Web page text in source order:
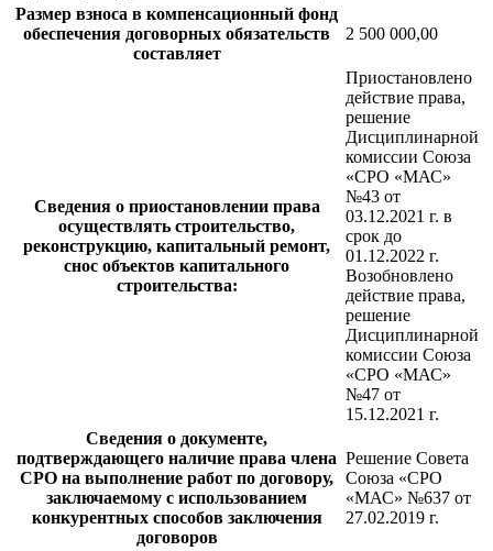
Размер взноса в компенсационный фонд
обеспечения договорных обязательств
составляет
2 500 000,00
Сведения о приостановлении права
осуществлять строительство,
реконструкцию, капитальный ремонт,
снос объектов капитального
строительства:
Приостановлено
действие права,
решение
Дисциплинарной
комиссии Союза
«СРО «МАС»
№43 от
03.12.2021 г. в
срок до
01.12.2022 г.
Возобновлено
действие права,
решение
Дисциплинарной
комиссии Союза
«СРО «МАС»
№47 от
15.12.2021 г.
Сведения о документе,
подтверждающего наличие права члена
СРО на выполнение работ по договору,
заключаемому с использованием
конкурентных способов заключения
договоров
Решение Совета
Союза «СРО
«МАС» №637 от
27.02.2019 г.